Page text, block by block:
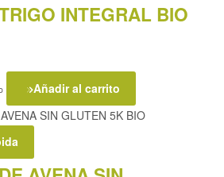
INTEGRAL BIO
Añadir al carrito